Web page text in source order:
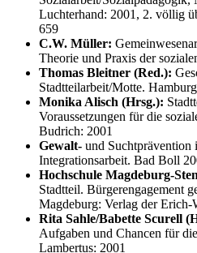
Luchterhand: 2001, 2. völlig
659
C.W. Müller:
Theorie und Praxis der
Thomas Bleitner (Red.):
Stadtteilarbeit/Motte.
Monika Alisch (Hrsg.):
Voraussetzungen für die
Budrich: 2001
Gewalt- und Suchtprävention
Integrationsarbeit. Bad Boll
Hochschule Magdeburg-
Stadtteil. Bürgerengagement
Magdeburg: Verlag der Erich-
Rita Sahle/Babette Scurell
Aufgaben und Chancen für
Lambertus: 2001